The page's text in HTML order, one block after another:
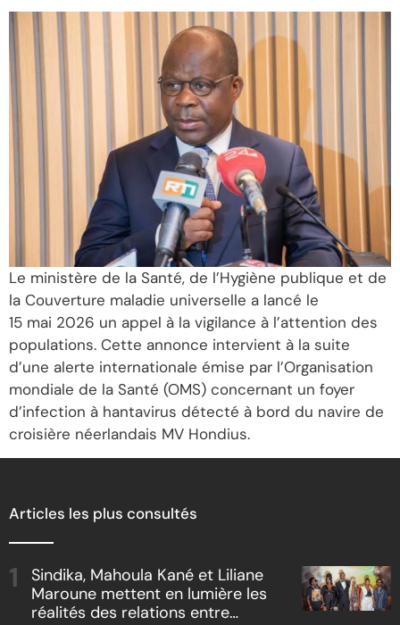
Le ministère de la Santé, de l’Hygiène publique et de
la Couverture maladie universelle a lancé le
15 mai 2026 un appel à la vigilance à l’attention des
populations. Cette annonce intervient à la suite
d’une alerte internationale émise par l’Organisation
mondiale de la Santé (OMS) concernant un foyer
d’infection à hantavirus détecté à bord du navire de
croisière néerlandais MV Hondius.
Articles les plus consultés
Sindika, Mahoula Kané et Liliane
Maroune mettent en lumière les
réalités des relations entre